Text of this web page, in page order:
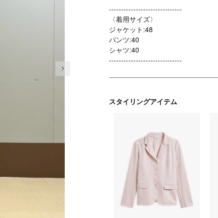
------------------------------
〈着用サイズ〉
ジャケット:48
パンツ:40
シャツ:40
------------------------------
スタイリングアイテム